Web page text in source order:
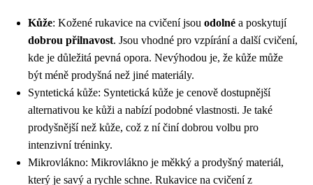
Kůže: Kožené rukavice na cvičení jsou odolné a poskytují
dobrou přilnavost. Jsou vhodné pro vzpírání a další cvičení,
kde je důležitá pevná opora. Nevýhodou je, že kůže může
být méně prodyšná než jiné materiály.
Syntetická kůže: Syntetická kůže je cenově dostupnější
alternativou ke kůži a nabízí podobné vlastnosti. Je také
prodyšnější než kůže, což z ní činí dobrou volbu pro
intenzivní tréninky.
Mikrovlákno: Mikrovlákno je měkký a prodyšný materiál,
který je savý a rychle schne. Rukavice na cvičení z